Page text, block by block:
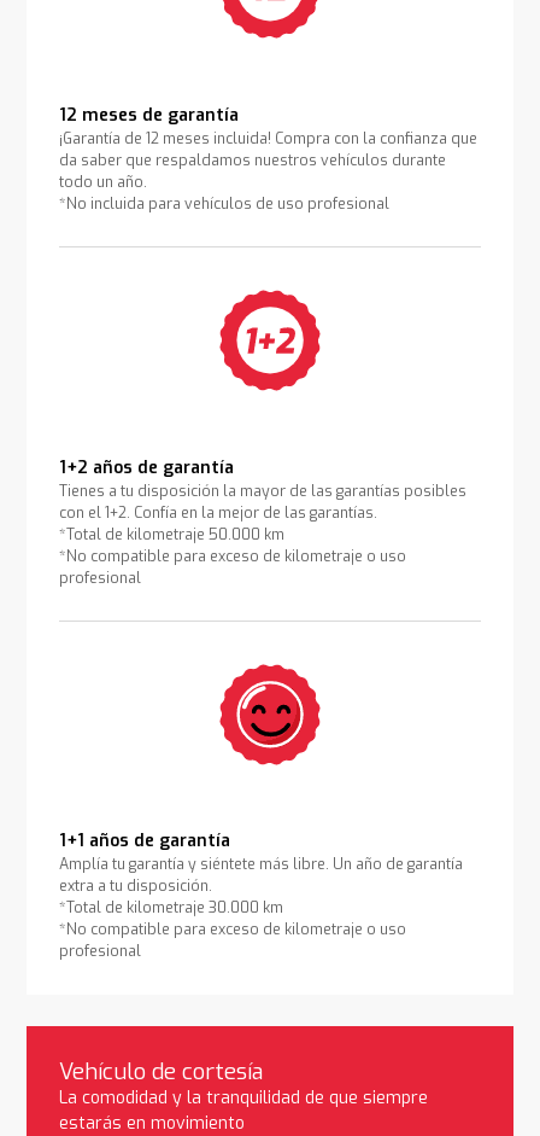
12 meses de garantía
¡Garantía de 12 meses incluida! Compra con la confianza que
da saber que respaldamos nuestros vehículos durante
todo un año.
*No incluida para vehículos de uso profesional
1+2 años de garantía
Tienes a tu disposición la mayor de las garantías posibles
con el 1+2. Confía en la mejor de las garantías.
*Total de kilometraje 50.000 km
*No compatible para exceso de kilometraje o uso
profesional
1+1 años de garantía
Amplía tu garantía y siéntete más libre. Un año de garantía
extra a tu disposición.
*Total de kilometraje 30.000 km
*No compatible para exceso de kilometraje o uso
profesional
Vehículo de cortesía
La comodidad y la tranquilidad de que siempre
estarás en movimiento